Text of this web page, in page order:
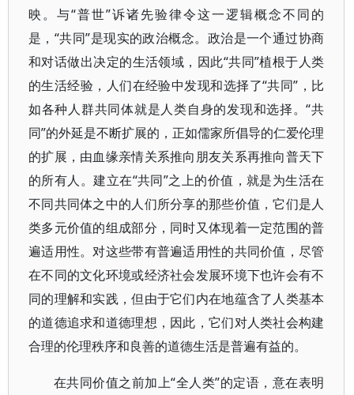
映。与“普世”诉诸先验律令这一逻辑概念不同的
是，“共同”是现实的政治概念。政治是一个通过协商
和对话做出决定的生活领域，因此“共同”植根于人类
的生活经验，人们在经验中发现和选择了“共同”，比
如各种人群共同体就是人类自身的发现和选择。“共
同”的外延是不断扩展的，正如儒家所倡导的仁爱伦理
的扩展，由血缘亲情关系推向朋友关系再推向普天下
的所有人。建立在“共同”之上的价值，就是为生活在
不同共同体之中的人们所分享的那些价值，它们是人
类多元价值的组成部分，同时又体现着一定范围的普
遍适用性。对这些带有普遍适用性的共同价值，尽管
在不同的文化环境或经济社会发展环境下也许会有不
同的理解和实践，但由于它们内在地蕴含了人类基本
的道德追求和道德理想，因此，它们对人类社会构建
合理的伦理秩序和良善的道德生活是普遍有益的。
在共同价值之前加上“全人类”的定语，意在表明